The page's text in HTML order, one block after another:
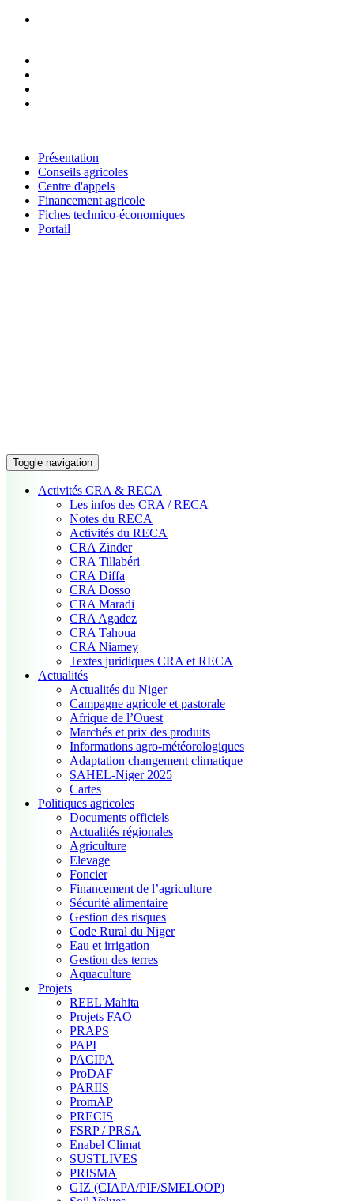
Présentation
Conseils agricoles
Centre d'appels
Financement agricole
Fiches technico-économiques
Portail
Toggle navigation
Activités CRA & RECA
Les infos des CRA / RECA
Notes du RECA
Activités du RECA
CRA Zinder
CRA Tillabéri
CRA Diffa
CRA Dosso
CRA Maradi
CRA Agadez
CRA Tahoua
CRA Niamey
Textes juridiques CRA et RECA
Actualités
Actualités du Niger
Campagne agricole et pastorale
Afrique de l’Ouest
Marchés et prix des produits
Informations agro-météorologiques
Adaptation changement climatique
SAHEL-Niger 2025
Cartes
Politiques agricoles
Documents officiels
Actualités régionales
Agriculture
Elevage
Foncier
Financement de l’agriculture
Sécurité alimentaire
Gestion des risques
Code Rural du Niger
Eau et irrigation
Gestion des terres
Aquaculture
Projets
REEL Mahita
Projets FAO
PRAPS
PAPI
PACIPA
ProDAF
PARIIS
PromAP
PRECIS
FSRP / PRSA
Enabel Climat
SUSTLIVES
PRISMA
GIZ (CIAPA/PIF/SMELOOP)